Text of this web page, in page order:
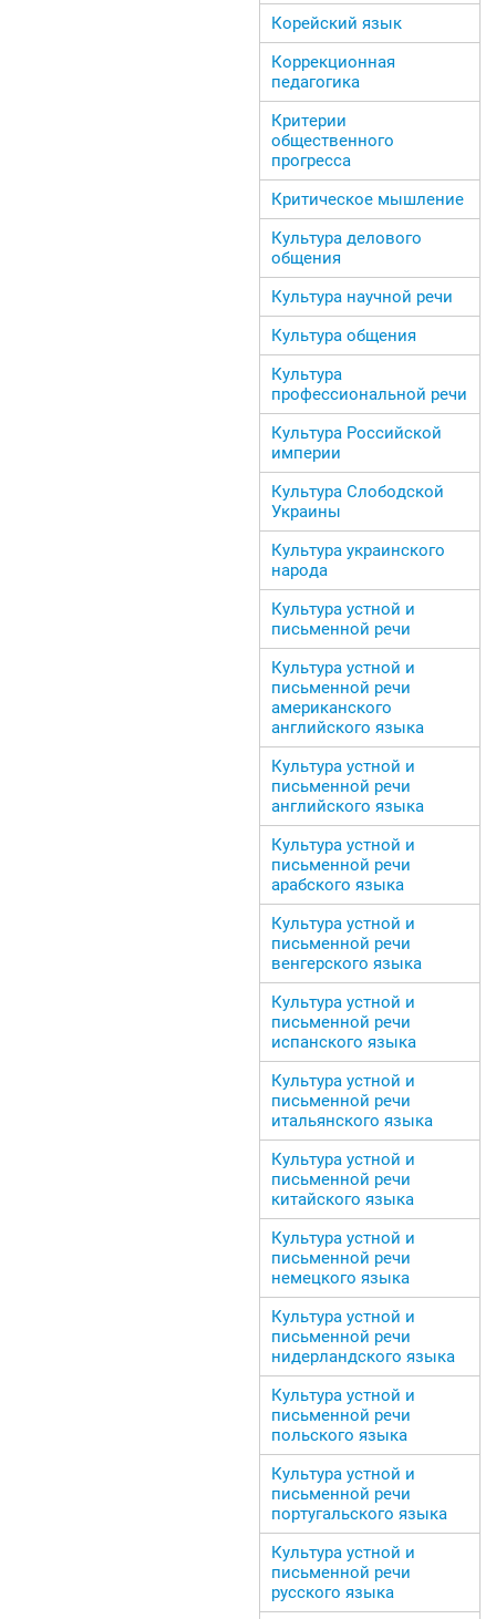
Корейский язык
Коррекционная
педагогика
Критерии
общественного
прогресса
Критическое мышление
Культура делового
общения
Культура научной речи
Культура общения
Культура
профессиональной речи
Культура Российской
империи
Культура Слободской
Украины
Культура украинского
народа
Культура устной и
письменной речи
Культура устной и
письменной речи
американского
английского языка
Культура устной и
письменной речи
английского языка
Культура устной и
письменной речи
арабского языка
Культура устной и
письменной речи
венгерского языка
Культура устной и
письменной речи
испанского языка
Культура устной и
письменной речи
итальянского языка
Культура устной и
письменной речи
китайского языка
Культура устной и
письменной речи
немецкого языка
Культура устной и
письменной речи
нидерландского языка
Культура устной и
письменной речи
польского языка
Культура устной и
письменной речи
португальского языка
Культура устной и
письменной речи
русского языка